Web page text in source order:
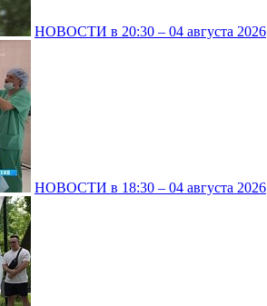
НОВОСТИ в 20:30 – 04 августа 2026
НОВОСТИ в 18:30 – 04 августа 2026